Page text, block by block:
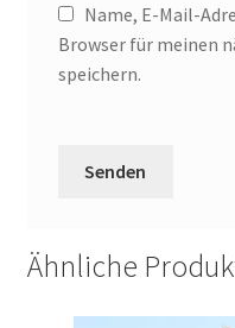
Name, E-Mail-
Browser für meinen
speichern.
Ähnliche